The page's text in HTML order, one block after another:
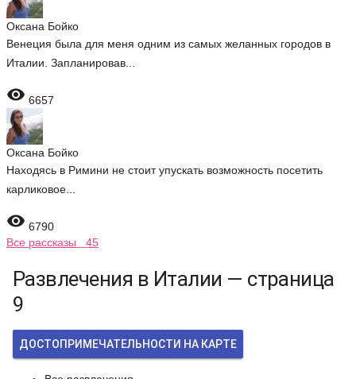
Оксана Бойко
Венеция была для меня одним из самых желанных городов в
Италии. Запланировав...
 6657
Оксана Бойко
Находясь в Римини не стоит упускать возможность посетить
карликовое...
 6790
Все рассказы 45
Развлечения в Италии — страница
9
ДОСТОПРИМЕЧАТЕЛЬНОСТИ НА КАРТЕ